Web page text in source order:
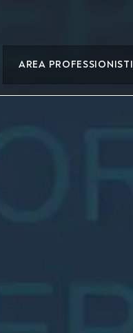
AREA PROFESSIONISTI